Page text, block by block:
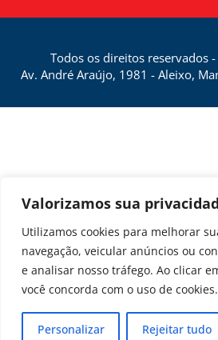
Valorizamos sua
Utilizamos cookies para melhorar
navegação, veicular anúncios ou
e analisar nosso tráfego. Ao clicar
você concorda com o uso de cookies.
Personalizar Rejeitar tudo
Todos os direitos reservados
Av. André Araújo, 1981 - Aleixo,